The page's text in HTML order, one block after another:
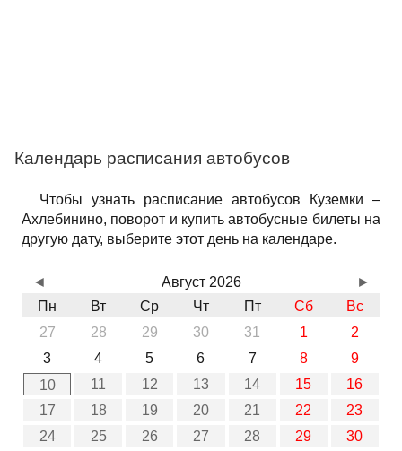
Календарь расписания автобусов
Чтобы узнать расписание автобусов Куземки –
Ахлебинино, поворот и купить автобусные билеты на
другую дату, выберите этот день на календаре.
Август 2026
Пн
Вт Ср Чт Пт Сб
Вс
27
28 29 30 31 1
2
3
4 5 6 7 8
9
10
11 12 13 14 15
16
17
18 19 20 21 22
23
24
25 26 27 28 29
30
◄ ►